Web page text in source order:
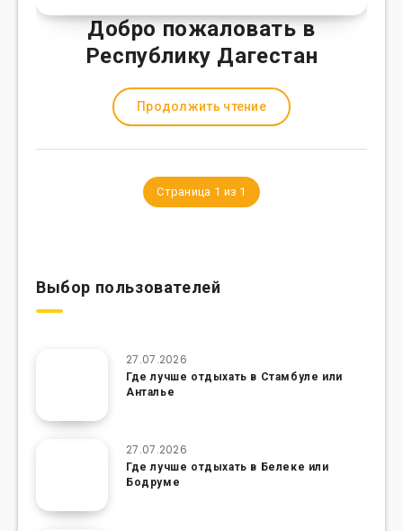
Добро пожаловать в
Республику Дагестан
Продолжить чтение
Страница 1 из 1
Выбор пользователей
27.07.2026
Где лучше отдыхать в Стамбуле или
Анталье
27.07.2026
Где лучше отдыхать в Белеке или
Бодруме